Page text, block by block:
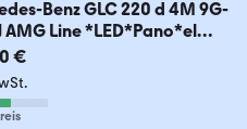
Benz GLC 220 d 4M 9G-
AMG Line *LED*Pano*el
€